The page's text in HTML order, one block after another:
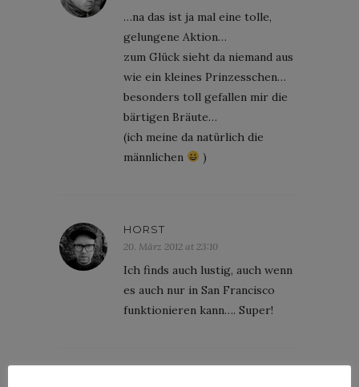
…na das ist ja mal eine tolle,
gelungene Aktion…
zum Glück sieht da niemand aus
wie ein kleines Prinzesschen…
besonders toll gefallen mir die
bärtigen Bräute…
(ich meine da natürlich die
männlichen
)
HORST
20. März 2012 at 23:10
Ich finds auch lustig, auch wenn
es auch nur in San Francisco
funktionieren kann…. Super!